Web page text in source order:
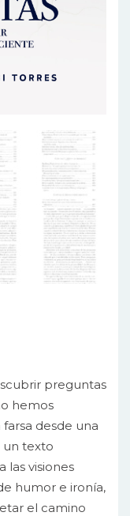
preguntas
hemos
desde una
un texto
las visiones
humor e ironía,
el camino